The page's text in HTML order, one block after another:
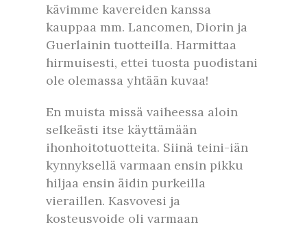
kävimme kavereiden kanssa
kauppaa mm. Lancomen, Diorin ja
Guerlainin tuotteilla. Harmittaa
hirmuisesti, ettei tuosta puodistani
ole olemassa yhtään kuvaa!
En muista missä vaiheessa aloin
selkeästi itse käyttämään
ihonhoitotuotteita. Siinä teini-iän
kynnyksellä varmaan ensin pikku
hiljaa ensin äidin purkeilla
vieraillen. Kasvovesi ja
kosteusvoide oli varmaan